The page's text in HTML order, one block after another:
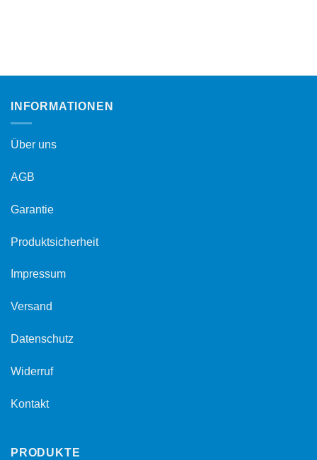
INFORMATIONEN
Über uns
AGB
Garantie
Produktsicherheit
Impressum
Versand
Datenschutz
Widerruf
Kontakt
PRODUKTE